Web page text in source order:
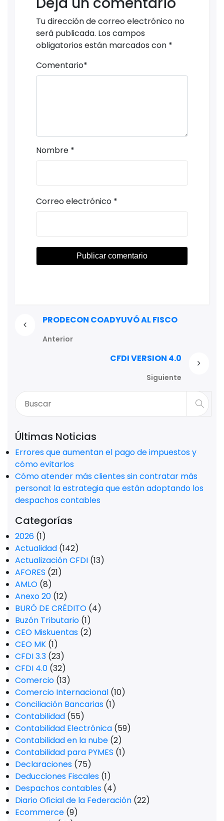
Tu dirección de correo electrónico no
será publicada. Los campos
obligatorios están marcados con *
Comentario*
Nombre *
Correo electrónico *
PRODECON COADYUVÓ AL FISCO
Anterior
CFDI VERSION 4.0
Siguiente
Últimas Noticias
Errores que aumentan el pago de impuestos y
cómo evitarlos
Cómo atender más clientes sin contratar más
personal: la estrategia que están adoptando los
despachos contables
Categorías
2026 (1)
Actualidad (142)
Actualización CFDI (13)
AFORES (21)
AMLO (8)
Anexo 20 (12)
BURÓ DE CRÉDITO (4)
Buzón Tributario (1)
CEO Miskuentas (2)
CEO MK (1)
CFDI 3.3 (23)
CFDI 4.0 (32)
Comercio (13)
Comercio Internacional (10)
Conciliación Bancarias (1)
Contabilidad (55)
Contabilidad Electrónica (59)
Contabilidad en la nube (2)
Contabilidad para PYMES (1)
Declaraciones (75)
Deducciones Fiscales (1)
Despachos contables (4)
Diario Oficial de la Federación (22)
Ecommerce (9)